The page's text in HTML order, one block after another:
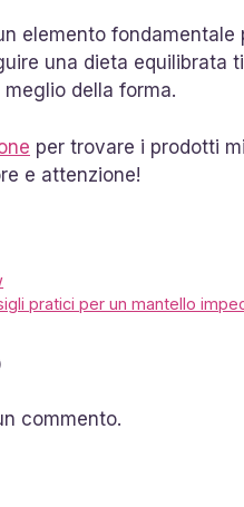
elemento
una dieta equilibrata
della forma.
per trovare i prodotti
e attenzione!
pratici per un mantello
commento.